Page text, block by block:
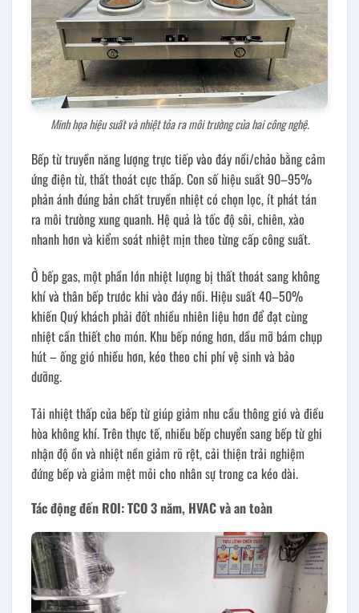
Minh họa hiệu suất và nhiệt tỏa ra môi trường của hai công nghệ.
Bếp từ truyền năng lượng trực tiếp vào đáy nồi/chảo bằng cảm
ứng điện từ, thất thoát cực thấp. Con số hiệu suất 90–95%
phản ánh đúng bản chất truyền nhiệt có chọn lọc, ít phát tán
ra môi trường xung quanh. Hệ quả là tốc độ sôi, chiên, xào
nhanh hơn và kiểm soát nhiệt mịn theo từng cấp công suất.
Ở bếp gas, một phần lớn nhiệt lượng bị thất thoát sang không
khí và thân bếp trước khi vào đáy nồi. Hiệu suất 40–50%
khiến Quý khách phải đốt nhiều nhiên liệu hơn để đạt cùng
nhiệt cần thiết cho món. Khu bếp nóng hơn, dầu mỡ bám chụp
hút – ống gió nhiều hơn, kéo theo chi phí vệ sinh và bảo
dưỡng.
Tải nhiệt thấp của bếp từ giúp giảm nhu cầu thông gió và điều
hòa không khí. Trên thực tế, nhiều bếp chuyển sang bếp từ ghi
nhận độ ồn và nhiệt nền giảm rõ rệt, cải thiện trải nghiệm
đứng bếp và giảm mệt mỏi cho nhân sự trong ca kéo dài.
Tác động đến ROI: TCO 3 năm, HVAC và an toàn